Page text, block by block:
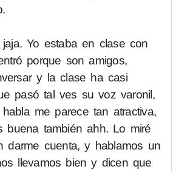
Yo estaba en clase con
porque son amigos,
y la clase ha casi
pasó tal ves su voz varonil,
me parece tan atractiva,
buena también ahh. Lo miré
darme cuenta, y hablamos un
llevamos bien y dicen que